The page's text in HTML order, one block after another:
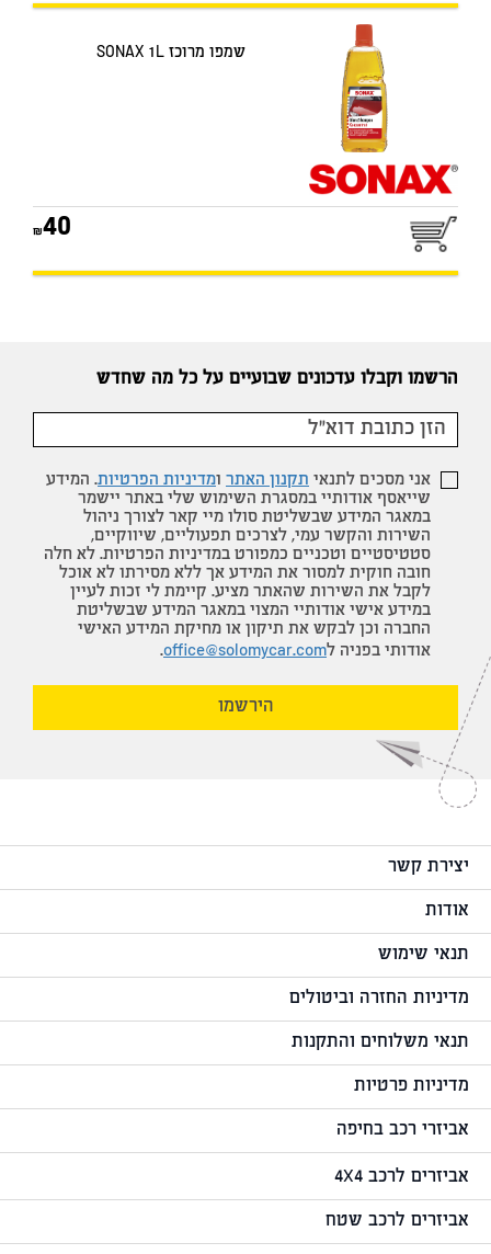
שמפו מרוכז SONAX 1L
40
הרשמו וקבלו עדכונים שבועיים על כל מה שחדש
אני מסכים לתנאי תקנון האתר ומדיניות הפרטיות. המידע
שייאסף אודותיי במסגרת השימוש שלי באתר יישמר
במאגר המידע שבשליטת סולו מיי קאר לצורך ניהול
השירות והקשר עמי, לצרכים תפעוליים, שיווקיים,
סטטיסטיים וטכניים כמפורט במדיניות הפרטיות. לא חלה
חובה חוקית למסור את המידע אך ללא מסירתו לא אוכל
לקבל את השירות שהאתר מציע. קיימת לי זכות לעיין
במידע אישי אודותיי המצוי במאגר המידע שבשליטת
החברה וכן לבקש את תיקון או מחיקת המידע האישי
אודותי בפניה לoffice@solomycar.com
.
הירשמו
יצירת קשר
אודות
תנאי שימוש
מדיניות החזרה וביטולים
תנאי משלוחים והתקנות
מדיניות פרטיות
אביזרי רכב בחיפה
אביזרים לרכב 4X4
אביזרים לרכב שטח